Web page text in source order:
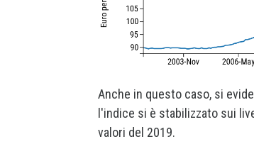
Anche in questo caso, si
l'indice si è stabilizzato sui
valori del 2019.